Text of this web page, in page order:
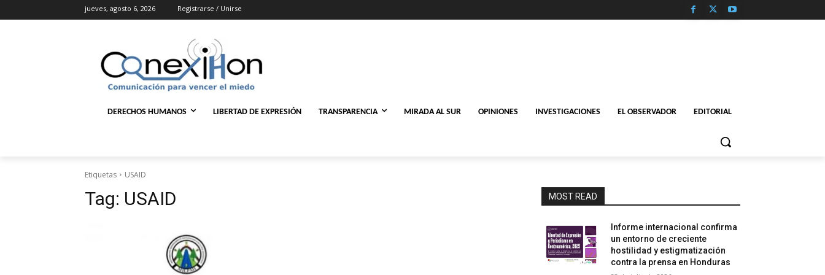
jueves, agosto 6, 2026 Registrarse / Unirse
DERECHOS HUMANOS LIBERTAD DE EXPRESIÓN TRANSPARENCIA MIRADA AL SUR OPINIONES INVESTIGACIONES EL OBSERVADOR EDITORIAL
Etiquetas USAID
Tag: USAID MOST READ
Informe internacional confirma
un entorno de creciente
hostilidad y estigmatización
contra la prensa en Honduras